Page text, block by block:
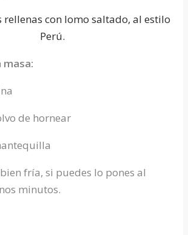
masa:
de hornear
fría, si puedes lo pones al
minutos.